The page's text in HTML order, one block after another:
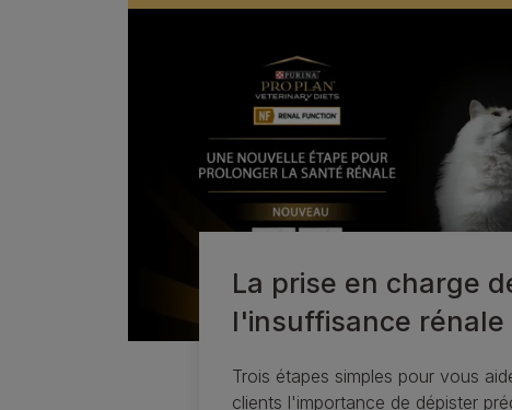
La prise en charge
l'insuffisance rénale
Trois étapes simples pour vous
clients l'importance de dépister